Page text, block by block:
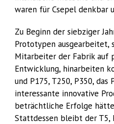
waren für Csepel denkbar
Zu Beginn der siebziger
Prototypen ausgearbeitet,
Mitarbeiter der Fabrik auf
Entwicklung, hinarbeiten
und P175, T250, P350, das
interessante innovative
beträchtliche Erfolge
Stattdessen bleibt der T5,